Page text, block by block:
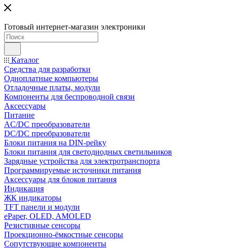
Готовый интернет-магазин электроники
Каталог
Средства для разработки
Одноплатные компьютеры
Отладочные платы, модули
Компоненты для беспроводной связи
Аксессуары
Питание
AC/DC преобразователи
DC/DC преобразователи
Блоки питания на DIN-рейку
Блоки питания для светодиодных светильников
Зарядные устройства для электротранспорта
Программируемые источники питания
Аксессуары для блоков питания
Индикация
ЖК индикаторы
TFT панели и модули
ePaper, OLED, AMOLED
Резистивные сенсоры
Проекционно-ёмкостные сенсоры
Сопутствующие компоненты